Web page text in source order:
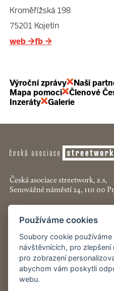
Kroměřížská 198
75201 Kojetín
web →fb →
Výroční zprávy
Naši
Mapa pomoci
Členové
Inzeráty
Galerie
Česká asociace streetwork, z.s,
Senovážné náměstí 24, 110 00
+420 774 913 777
asociace@streetwork.cz
Nastavení cookies
Restartshop.cz
Používáme cookies
Soubory cookie
návštěvnících, pro
pro zobrazení
abychom vám poskytli
webu.